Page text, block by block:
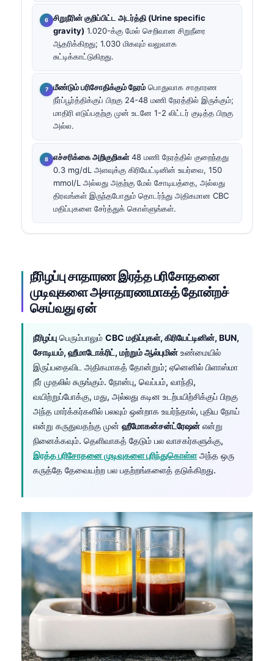
சிறுநீரின் குறிப்பிட்ட அடர்த்தி (Urine specific
gravity) 1.020-க்கு மேல் செறிவான சிறுநீரை
ஆதரிக்கிறது; 1.030 மிகவும் வலுவாக
சுட்டிக்காட்டுகிறது.
மீண்டும் பரிசோதிக்கும் நேரம்பொதுவாக சாதாரண
நீர்ப்பூர்த்திக்குப் பிறகு 24-48 மணி நேரத்தில் இருக்கும்;
மாதிரி எடுப்பதற்கு முன் உடனே 1-2 லிட்டர் குடித்த பிறகு
அல்ல.
எச்சரிக்கை அறிகுறிகள்48 மணி நேரத்தில் குறைந்தது
0.3 mg/dL அளவுக்கு கிரியேட்டினின் உயர்வை, 150
mmol/L அல்லது அதற்கு மேல் சோடியத்தை, அல்லது
திரவங்கள் இருந்தபோதும் தொடர்ந்து அதிகமான CBC
மதிப்புகளை சேர்த்துக் கொள்ளுங்கள்.
நீரிழப்பு சாதாரண இரத்த பரிசோதனை
முடிவுகளை அசாதாரணமாகத் தோன்றச்
செய்வது ஏன்
நீரிழப்பு பெரும்பாலும் CBC மதிப்புகள், கிரியேட்டினின், BUN,
சோடியம், ஹீமாடோக்ரிட், மற்றும் ஆல்புமின் உண்மையில்
இருப்பதைவிட அதிகமாகத் தோன்றும்; ஏனெனில் பிளாஸ்மா
நீர் முதலில் சுருங்கும். நோன்பு, வெப்பம், வாந்தி,
வயிற்றுப்போக்கு, மது, அல்லது கடின உடற்பயிற்சிக்குப் பிறகு
அந்த மார்க்கர்களில் பலவும் ஒன்றாக உயர்ந்தால், புதிய நோய்
என்று கருதுவதற்கு முன் ஹீமோகன்சன்ட்ரேஷன் என்று
நினைக்கவும். தெளிவாகத் தேடும் பல வாசகர்களுக்கு,
இரத்த பரிசோதனை முடிவுகளை புரிந்துகொள்ளஅந்த ஒரு
கருத்தே தேவையற்ற பல பதற்றங்களைத் தடுக்கிறது.